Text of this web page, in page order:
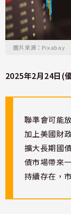
圖片來源：Pixabay
2025年2月24日(
聯準會可能
加上美國財
擴大長期國
債市場帶來
持續存在，